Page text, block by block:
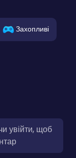
Захопливі
увійти, щоб